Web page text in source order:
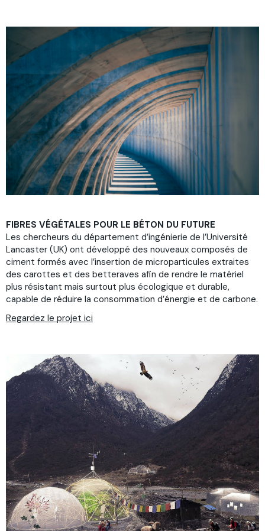
FIBRES VÉGÉTALES POUR LE BÉTON DU FUTURE
Les chercheurs du département d’ingénierie de l’Université
Lancaster (UK) ont développé des nouveaux composés de
ciment formés avec l’insertion de microparticules extraites
des carottes et des betteraves afin de rendre le matériel
plus résistant mais surtout plus écologique et durable,
capable de réduire la consommation d’énergie et de carbone.
Regardez le projet ici